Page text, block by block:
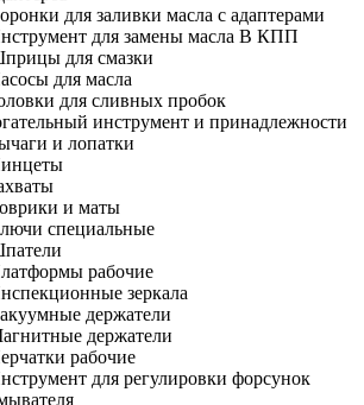
для заливки масла с адаптерами
для замены масла В КПП
для смазки
для масла
для сливных пробок
инструмент и принадлежности
и лопатки
и маты
специальные
рабочие
зеркала
держатели
держатели
рабочие
для регулировки форсунок